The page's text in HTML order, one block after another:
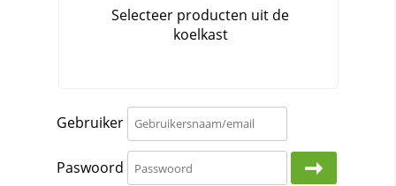
Gebruiker
Paswoord